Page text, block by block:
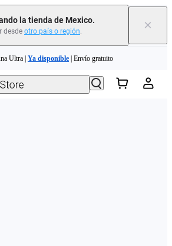
la tienda de Mexico.
desde otro país o región. ×
Ultra | Ya disponible | Envío gratuito
Ultra | | Envío gratuito